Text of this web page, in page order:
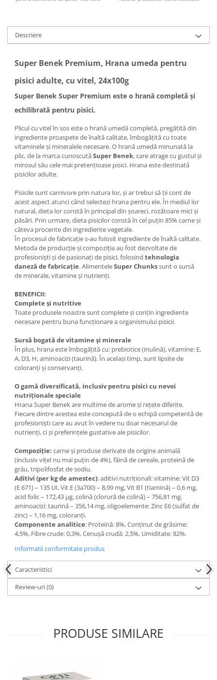
Descriere
Super Benek Premium, Hrana umeda pentru
pisici adulte, cu vitel, 24x100g
Super Benek Super Premium este o hrană completă și
echilibrată pentru pisici.
Plicul cu vitel în sos este o hrană umedă completă, pregătită din
ingrediente proaspete de înaltă calitate, îmbogățită cu toate
vitaminele și mineralele necesare. O hrană umedă minunată la
plic, de la marca cunoscutăSuper Benek, care atrage cu gustul și
mirosul său cele mai pretențioase pisici. Hrana este destinată
pisicilor adulte.
Pisicile sunt carnivore prin natura lor, și ar trebui să ții cont de
acest aspect atunci când selectezi hrana pentru ele. În mediul lor
natural, dieta lor constă în principal din șoareci, rozătoare mici și
păsări. Prin urmare, dieta pisicilor constă în cel puțin 85% carne și
câteva procente din ingrediente vegetale.
În procesul de fabricație s-au folosit ingrediente de înaltă calitate.
Metoda de producție și compoziția au fost dezvoltate de
profesioniști și de pasionați de pisici, folosind tehnologia
daneză de fabricație. AlimenteleSuper Chunkssunt o sursă
de minerale, vitamine și nutrienți.
BENEFICII:
Complete și nutritive
Toate produsele noastre sunt complete și conțin ingrediente
necesare pentru buna funcționare a organismului pisicii.
Sursă bogată de vitamine și minerale
În plus, hrana este îmbogățită cu: prebiotice (inulină), vitamine: E,
A, D3, H, aminoacizi (taurină). În același timp, sunt lipsite de
coloranți și conservanți.
O gamă diversificată, inclusiv pentru pisici cu nevoi
nutriționale speciale
Hrana Super Benek are multime de arome și rețete diferite.
Fiecare dintre acestea este concepută de o echipă competentă de
profesioniști care au avut în vedere nu doar necesarul de
nutrienți, ci și preferințele gustative ale pisicilor.
Compoziție: carne și produse derivate de origine animală
(inclusiv vițel nu mai puțin de 4%), făină de cereale, proteină de
grâu, tripolifosfat de sodiu.
Aditivi (per kg de amestec): aditivi nutriționali: vitamine: Vit D3
(E 671) – 135 UI, Vit E (3a700) – 8,99 mg, Vit B1 (tiamină) – 0,6 mg,
acid folic – 172,43 μg, colină (clorură de colină) – 756,81 mg,
aminoacizi: taurină – 356,14 mg, oligoelemente: Zinc E6 (sulfat de
zinc) – 1,16 mg, coloranți.
Componente analitice: Proteină: 8%, Conținut de grăsime:
4,5%, Fibre crude: 0,3%, Cenușă crudă: 2,5%, Umiditate: 82%.
Informatii conformitate produs
Caracteristici
Review-uri(0)
PRODUSE SIMILARE